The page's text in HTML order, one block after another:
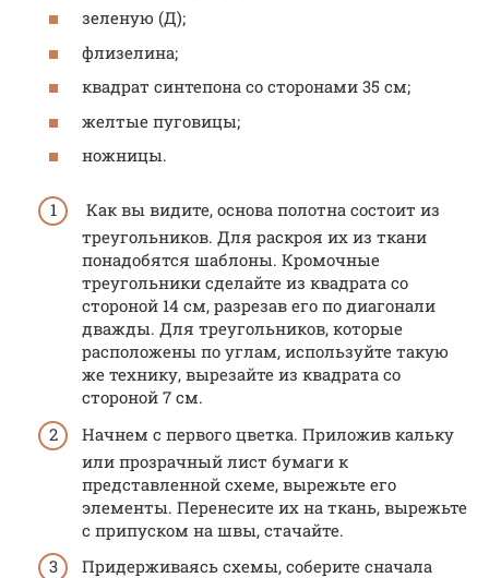
зеленую (Д);
флизелина;
квадрат синтепона со сторонами 35 см;
желтые пуговицы;
ножницы.
Как вы видите, основа полотна состоит из
треугольников. Для раскроя их из ткани
понадобятся шаблоны. Кромочные
треугольники сделайте из квадрата со
стороной 14 см, разрезав его по диагонали
дважды. Для треугольников, которые
расположены по углам, используйте такую
же технику, вырезайте из квадрата со
стороной 7 см.
Начнем с первого цветка. Приложив кальку
или прозрачный лист бумаги к
представленной схеме, вырежьте его
элементы. Перенесите их на ткань, вырежьте
с припуском на швы, стачайте.
Придерживаясь схемы, соберите сначала